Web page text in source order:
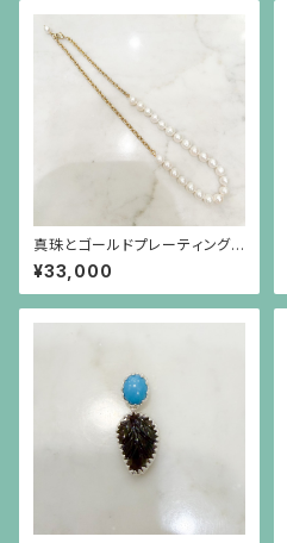
真珠とゴールドプレーティングを
したシルバーチェーンのネックレ
ス
¥33,000